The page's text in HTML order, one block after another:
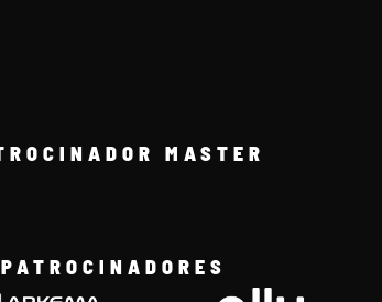
MASTER
PATROCINADORES